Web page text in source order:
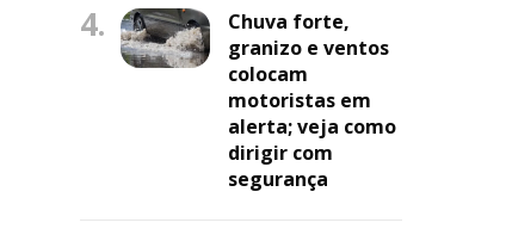
4.
Chuva forte,
granizo e ventos
colocam
motoristas em
alerta; veja como
dirigir com
segurança